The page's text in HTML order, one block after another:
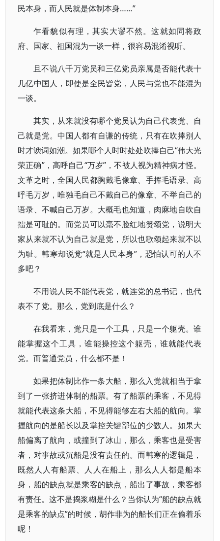
民本身，而人民就是体制本身……”
乍看貌似有理，其实大谬不然。这就如同将政
府、国家、祖国混为一谈一样，很容易混淆视听。
且不说八千万党员和三亿党员亲属是否能代表十
几亿中国人，即使是全民皆党，人民与党也不能混为
一谈。
其实，从来就没有哪个党员认为自己代表党、自
己就是党。中国人都有自谦的传统，只有在吹捧别人
时才谀词如潮。如果哪个人时时处处吹捧自己“伟大光
荣正确”，高呼自己“万岁”，不被人视为精神病才怪。
文革之时，全国人民都胸戴毛像章、手挥毛语录、高
呼毛万岁，唯独毛自己不戴自己的像章、不举自己的
语录、不喊自己万岁。大概毛也知道，肉麻地自吹自
擂是可耻的。而党员可以毫不脸红地赞颂党，说明大
家从来就不认为自己就是党，所以也歌颂起来就不以
为耻。韩寒却说党“就是人民本身”，恐怕认可的人不
多吧？
不用说人民不能代表党，就连党的总书记，也代
表不了党。那么，党到底是什么？
在我看来，党只是一个工具，只是一个躯壳。谁
能掌握这个工具，谁能操控这个躯壳，谁就能代表
党。而普通党员，什么都不是！
如果把体制比作一条大船，那么入党就相当于拿
到了一张挤进体制的船票。有了船票的乘客，不见得
就能代表这条大船，不见得能够左右大船的航向。掌
握航向的是船长以及掌控关键部位的少数人。如果大
船偏离了航向，或撞到了冰山，那么，乘客也是受害
者，对事故或沉船是没有责任的。而韩寒的逻辑是，
既然人人有船票、人人在船上，那么人人都是船本
身，船的缺点就是乘客的缺点，船出了事故，乘客都
有责任。这不是捣浆糊是什么？当你认为“船的缺点就
是乘客的缺点”的时候，胡作非为的船长们正在偷着乐
呢！